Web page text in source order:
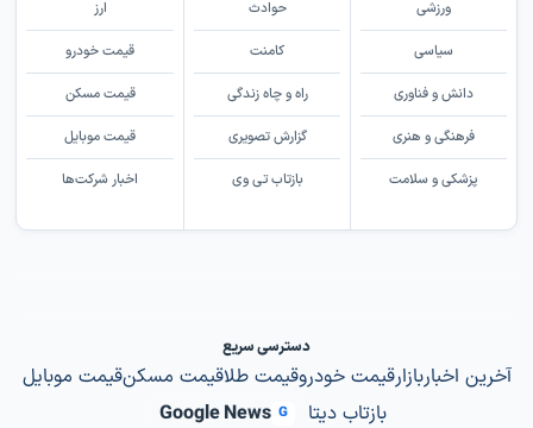
ورزشی
سیاسی
دانش و فناوری
فرهنگی و هنری
پزشکی و سلامت
حوادث
کامنت
راه و چاه زندگی
گزارش تصویری
بازتاب تی وی
ارز
قیمت خودرو
قیمت مسکن
قیمت موبایل
اخبار شرکت‌ها
دسترسی سریع
آخرین اخباربازارقیمت خودروقیمت طلاقیمت مسکنقیمت موبایل
بازتاب دیتا
G
Google News